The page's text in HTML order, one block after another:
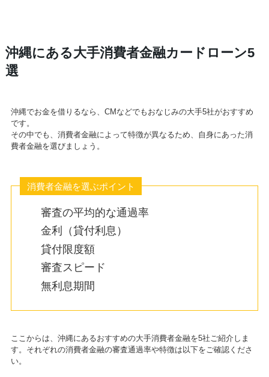
沖縄にある大手消費者金融カードローン5
選
沖縄でお金を借りるなら、CMなどでもおなじみの大手5社がおすすめ
です。
その中でも、消費者金融によって特徴が異なるため、自身にあった消
費者金融を選びましょう。
消費者金融を選ぶポイント
審査の平均的な通過率
金利（貸付利息）
貸付限度額
審査スピード
無利息期間
ここからは、沖縄にあるおすすめの大手消費者金融を5社ご紹介しま
す。それぞれの消費者金融の審査通過率や特徴は以下をご確認くださ
い。